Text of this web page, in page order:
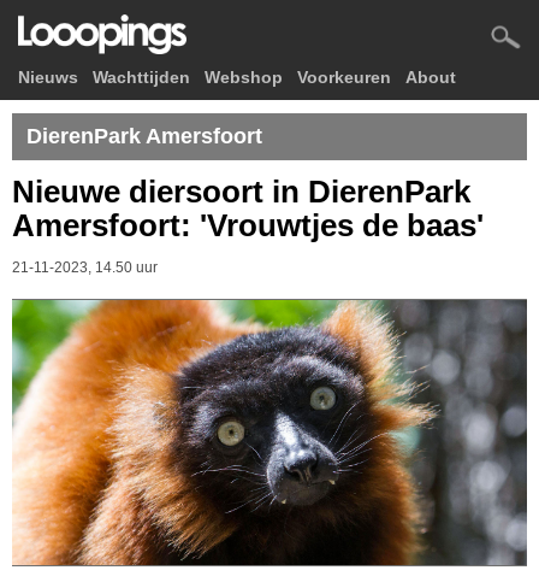
Nieuws Wachttijden Webshop Voorkeuren About
DierenPark Amersfoort
Nieuwe diersoort in DierenPark
Amersfoort: 'Vrouwtjes de baas'
21-11-2023, 14.50 uur